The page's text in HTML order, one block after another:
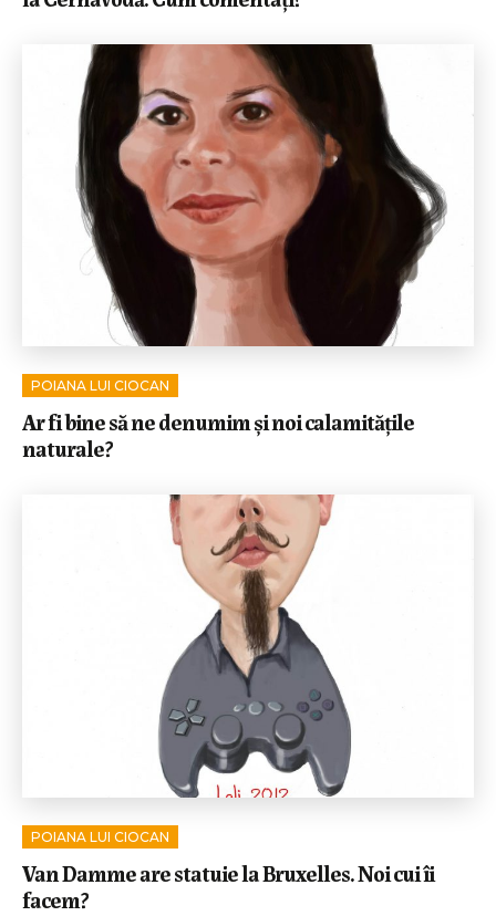
POIANA LUI CIOCAN
Ar fi bine să ne denumim şi noi calamităţile
naturale?
POIANA LUI CIOCAN
Van Damme are statuie la Bruxelles. Noi cui îi
facem?